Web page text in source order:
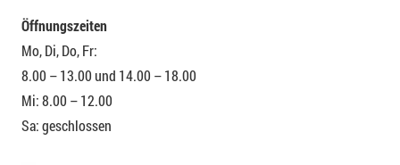
Öffnungszeiten
Mo, Di, Do, Fr:
8.00 – 13.00 und 14.00 – 18.00
Mi: 8.00 – 12.00
Sa: geschlossen